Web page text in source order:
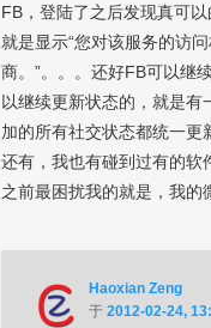
FB，登陆了之后发现真可
就是显示“您对该服务的访
商。”。。。还好FB可以继
以继续更新状态的，就是有
加的所有社交状态都统一更
还有，我也有碰到过有的软
之前最困扰我的就是，我的
Haoxian Zeng
于 2012-02-24,